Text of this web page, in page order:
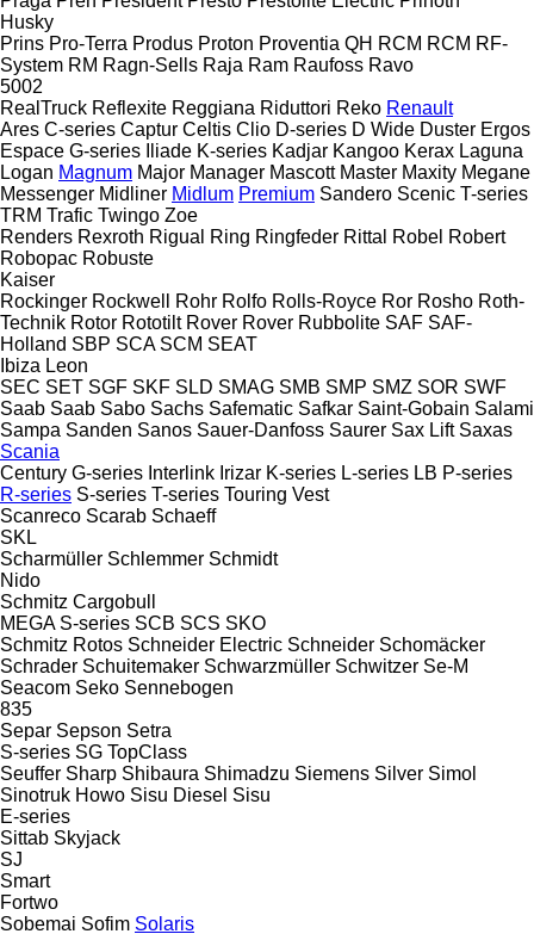
Husky
Prins Pro-Terra Produs Proton Proventia QH RCM RCM RF-
System RM Ragn-Sells Raja Ram Raufoss Ravo
5002
RealTruck Reflexite Reggiana Riduttori Reko Renault
Ares C-series Captur Celtis Clio D-series D Wide Duster Ergos
Espace G-series Iliade K-series Kadjar Kangoo Kerax Laguna
Logan Magnum Major Manager Mascott Master Maxity Megane
Messenger Midliner Midlum Premium Sandero Scenic T-series
TRM Trafic Twingo Zoe
Renders Rexroth Rigual Ring Ringfeder Rittal Robel Robert
Robopac Robuste
Kaiser
Rockinger Rockwell Rohr Rolfo Rolls-Royce Ror Rosho Roth-
Technik Rotor Rototilt Rover Rover Rubbolite SAF SAF-
Holland SBP SCA SCM SEAT
Ibiza Leon
SEC SET SGF SKF SLD SMAG SMB SMP SMZ SOR SWF
Saab Saab Sabo Sachs Safematic Safkar Saint-Gobain Salami
Sampa Sanden Sanos Sauer-Danfoss Saurer Sax Lift Saxas
Scania
Century G-series Interlink Irizar K-series L-series LB P-series
R-series S-series T-series Touring Vest
Scanreco Scarab Schaeff
SKL
Scharmüller Schlemmer Schmidt
Nido
Schmitz Cargobull
MEGA S-series SCB SCS SKO
Schmitz Rotos Schneider Electric Schneider Schomäcker
Schrader Schuitemaker Schwarzmüller Schwitzer Se-M
Seacom Seko Sennebogen
835
Separ Sepson Setra
S-series SG TopClass
Seuffer Sharp Shibaura Shimadzu Siemens Silver Simol
Sinotruk Howo Sisu Diesel Sisu
E-series
Sittab Skyjack
SJ
Smart
Fortwo
Sobemai Sofim Solaris